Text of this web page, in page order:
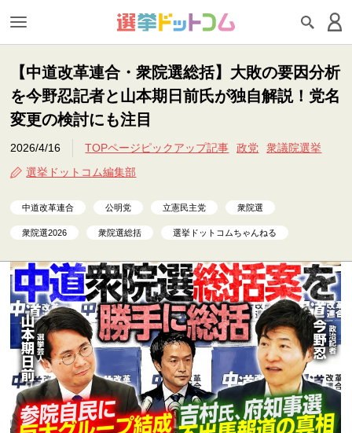
【中道改革連合・衆院選総括】大敗の要因分析
を今野忍記者と山本期日前氏が独自解説！党名
変更の検討にも注目
2026/4/16 TOPページピックアップ記事 政党
衆議院選挙
選挙ドットコム編集部
中道改革連合 公明党 立憲民主党 衆院選
衆院選2026 衆院選総括 選挙ドットコムちゃんねる